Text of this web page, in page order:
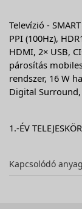
Televízió -
PPI (100Hz),
HDMI, 2× USB,
párosítás
rendszer, 16 W
Digital
1.-ÉV
Kapcsolódó